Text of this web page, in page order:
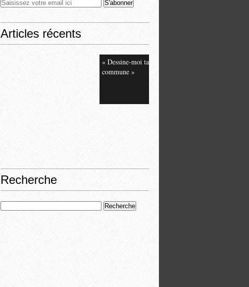
Articles récents
« Dessine-moi ta
commune »
Recherche